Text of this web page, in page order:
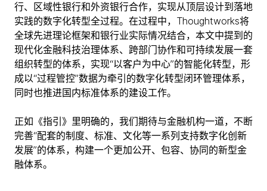
行、区域性银行和外资银行合作，实现从顶层设计到落地
实践的数字化转型全过程。在过程中，Thoughtworks将
全球先进理论框架和银行业实际情况结合，本文中提到的
现代化金融科技治理体系、跨部门协作和可持续发展一套
组织转型的体系，实现“以客户为中心”的智能化转型，形
成以“过程管控”数据为牵引的数字化转型闭环管理体系，
同时也推进国内标准体系的建设工作。
正如《指引》里明确的，我们期待与金融机构一道，不断
完善“配套的制度、标准、文化等一系列支持数字化创新
发展”的体系，构建一个更加公开、包容、协同的新型金
融体系。